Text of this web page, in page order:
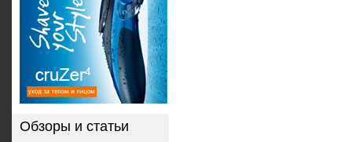
Обзоры и статьи